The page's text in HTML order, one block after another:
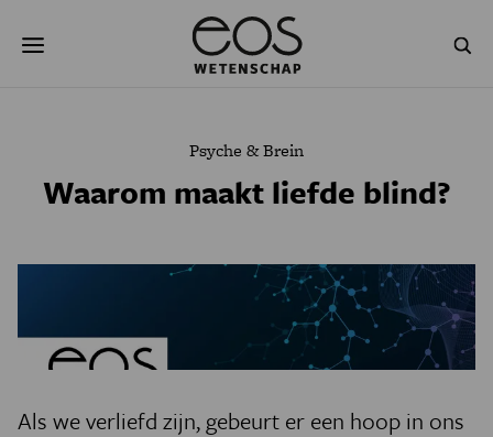
naar
PSYCHE & BREIN BLOGS
PODCAST AGENDA
Psyche & Brein
Waarom maakt liefde blind?
Als we verliefd zijn, gebeurt er een hoop in ons